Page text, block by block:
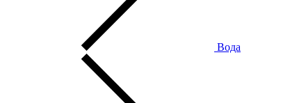
Вода